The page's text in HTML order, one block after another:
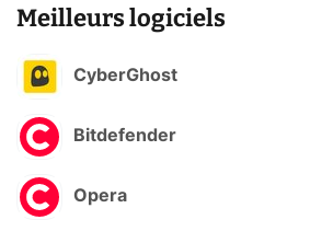
Meilleurs logiciels
CyberGhost
Bitdefender
Opera